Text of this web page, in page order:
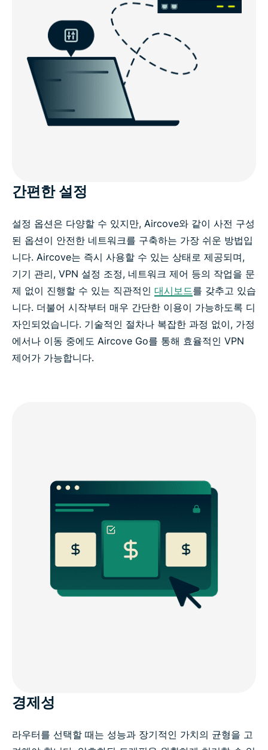
간편한 설정
설정 옵션은 다양할 수 있지만, Aircove와 같이 사전 구성
된 옵션이 안전한 네트워크를 구축하는 가장 쉬운 방법입
니다. Aircove는 즉시 사용할 수 있는 상태로 제공되며,
기기 관리, VPN 설정 조정, 네트워크 제어 등의 작업을 문
제 없이 진행할 수 있는 직관적인 대시보드를 갖추고 있습
니다. 더불어 시작부터 매우 간단한 이용이 가능하도록 디
자인되었습니다. 기술적인 절차나 복잡한 과정 없이, 가정
에서나 이동 중에도 Aircove Go를 통해 효율적인 VPN
제어가 가능합니다.
경제성
라우터를 선택할 때는 성능과 장기적인 가치의 균형을 고